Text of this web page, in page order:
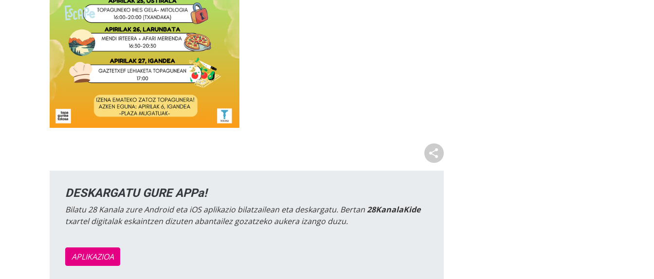
DESKARGATU GURE APPa!
Bilatu 28 Kanala zure Android eta iOS aplikazio bilatzailean eta deskargatu. Bertan28KanalaKide
txartel digitalak eskaintzen dizuten abantailez gozatzeko aukera izango duzu.
APLIKAZIOA